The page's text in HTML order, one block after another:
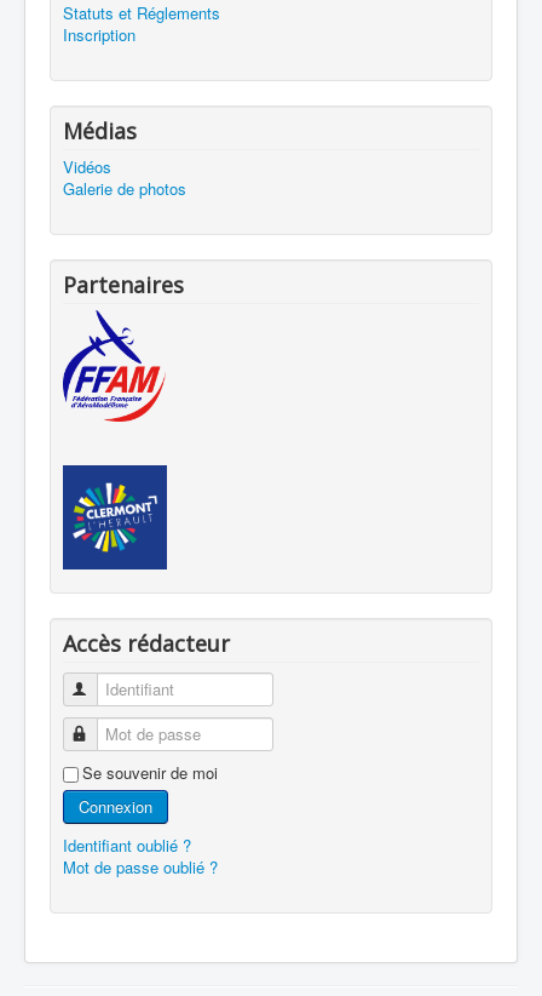
Statuts et Réglements
Inscription
Médias
Vidéos
Galerie de photos
Partenaires
Accès rédacteur
Identifiant
Mot de passe
Se souvenir de moi
Connexion
Identifiant oublié ?
Mot de passe oublié ?